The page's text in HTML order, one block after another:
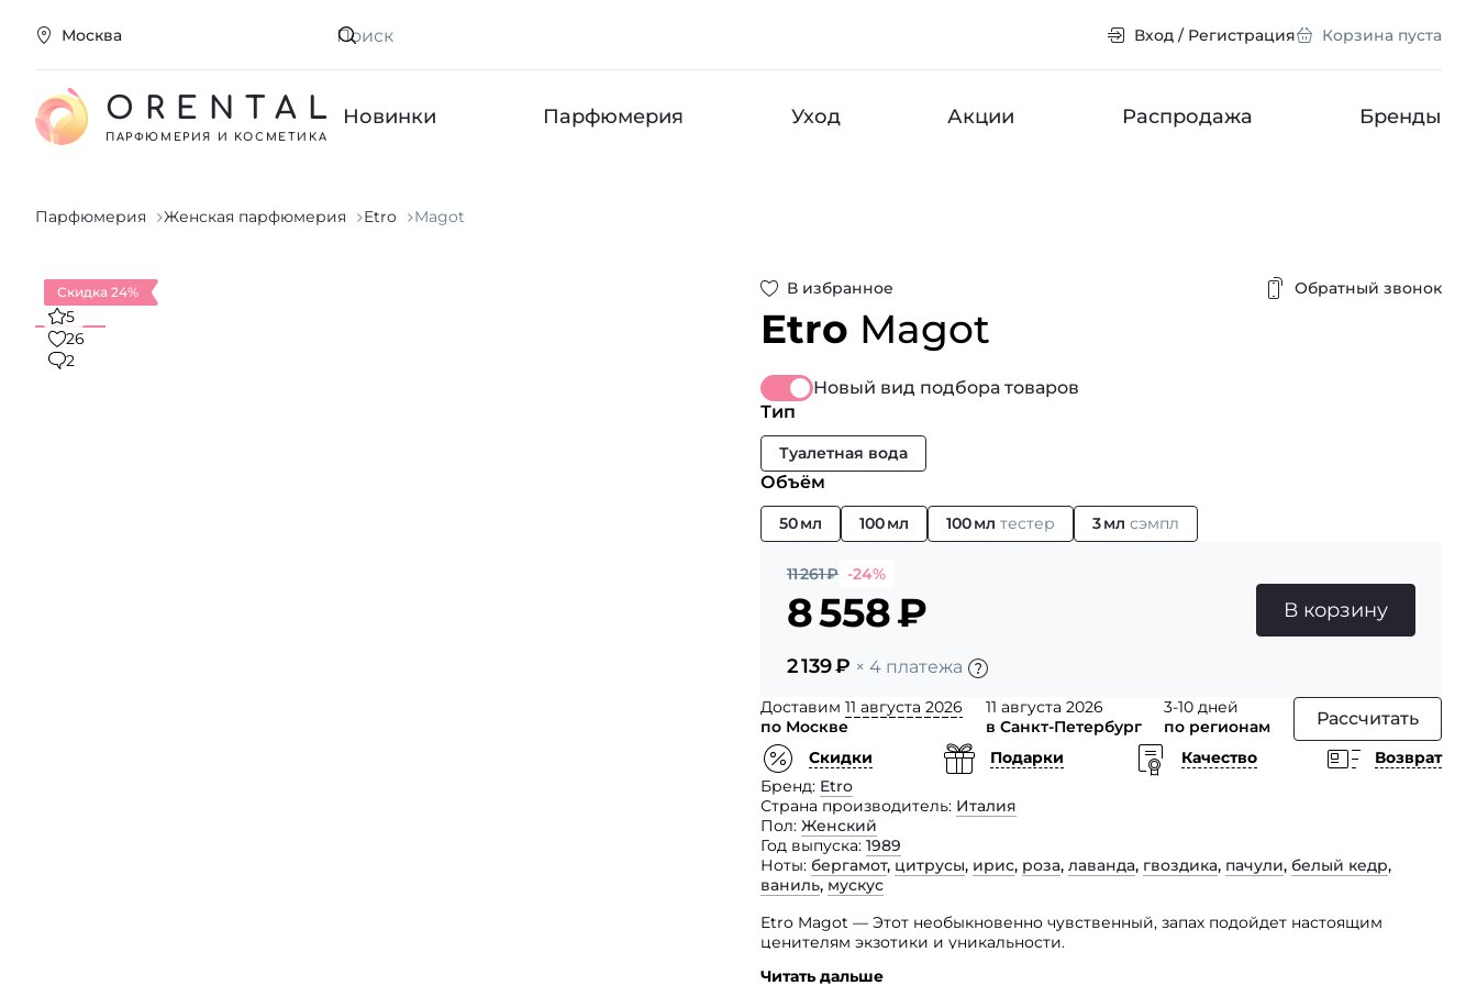
Москва Искать Вход / Регистрация Корзина пуста
ORENTAL
ПАРФЮМЕРИЯ И КОСМЕТИКА
Новинки Парфюмерия Уход Акции Распродажа Бренды
Парфюмерия Женская парфюмерия Etro Magot
В избранное Обратный звонок
Etro Magot
Скидка 24%
5
26
2
Новый вид подбора товаров
Тип
Туалетная вода
Объём
50 мл 100 мл 100 мл тестер 3 мл сэмпл
11 261₽ -24%
8 558₽
2 139₽ × 4 платежа
В корзину
Доставим 11 августа 2026
по Москве
11 августа 2026
в Санкт-Петербург
3-10 дней
по регионам
Рассчитать
Скидки Подарки Качество
Возврат
Бренд Etro
Страна производитель Италия
Пол Женский
Год выпуска 1989
Ноты бергамот, цитрусы, ирис, роза, лаванда, гвоздика, пачули, белый кедр,
ваниль, мускус
Etro Magot — Этот необыкновенно чувственный, запах подойдет настоящим
ценителям экзотики и уникальности.
Аромат очень теплый и стойкий, он согреет Вас в холодные зимние вечера.
Читать дальше